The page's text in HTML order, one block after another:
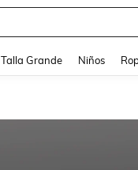
Talla Grande Niños